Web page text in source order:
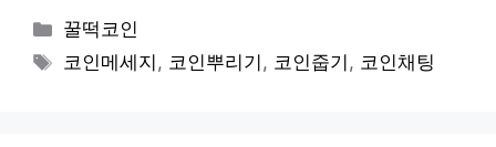
Categories
꿀떡코인
Tags
코인메세지 , 코인뿌리기 , 코인줍기 , 코인채팅